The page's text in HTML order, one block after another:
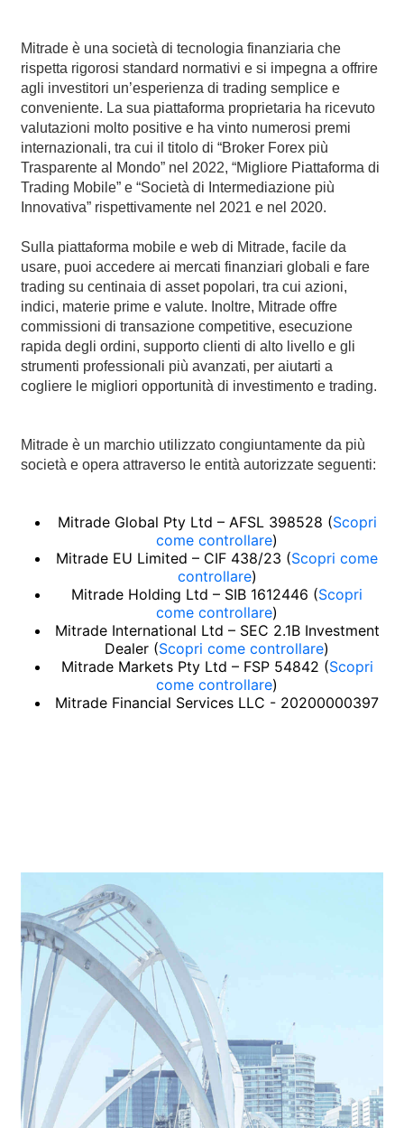
Documenti legali
Affiliates
繁體中文
한국어
ไทย
Tiếng việt
العربية
简体中文
Español
Português (Brasil)
Português
Français
Italiano
Polski
हिन्दी
Mitrade è una società di tecnologia finanziaria che
rispetta rigorosi standard normativi e si impegna a offrire
agli investitori un’esperienza di trading semplice e
conveniente. La sua piattaforma proprietaria ha ricevuto
valutazioni molto positive e ha vinto numerosi premi
internazionali, tra cui il titolo di “Broker Forex più
Trasparente al Mondo” nel 2022, “Migliore Piattaforma di
Trading Mobile” e “Società di Intermediazione più
Innovativa” rispettivamente nel 2021 e nel 2020.
Sulla piattaforma mobile e web di Mitrade, facile da
usare, puoi accedere ai mercati finanziari globali e fare
trading su centinaia di asset popolari, tra cui azioni,
indici, materie prime e valute. Inoltre, Mitrade offre
commissioni di transazione competitive, esecuzione
rapida degli ordini, supporto clienti di alto livello e gli
strumenti professionali più avanzati, per aiutarti a
cogliere le migliori opportunità di investimento e trading.
Mitrade è un marchio utilizzato congiuntamente da più
società e opera attraverso le entità autorizzate seguenti:
Mitrade Global Pty Ltd – AFSL 398528 (Scopri
come controllare)
Mitrade EU Limited – CIF 438/23 (Scopri come
controllare)
Mitrade Holding Ltd – SIB 1612446 (Scopri
come controllare)
Mitrade International Ltd – SEC 2.1B Investment
Dealer (Scopri come controllare)
Mitrade Markets Pty Ltd – FSP 54842 (Scopri
come controllare)
Mitrade Financial Services LLC - 20200000397